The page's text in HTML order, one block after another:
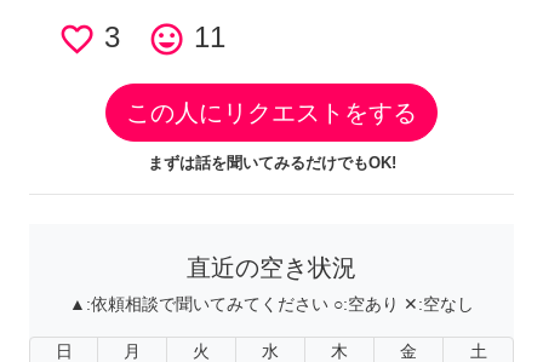
favorite_border 3 tag_faces 11
この人にリクエストをする
まずは話を聞いてみるだけでもOK!
直近の空き状況
▲:依頼相談で聞いてみてください ○:空あり ✕:空なし
日 月 火 水 木 金 土